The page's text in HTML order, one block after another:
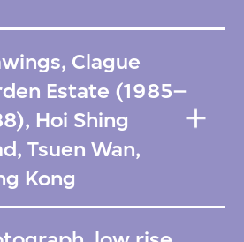
Clague
Estate (1985–
Hoi Shing
Tsuen Wan,
Kong